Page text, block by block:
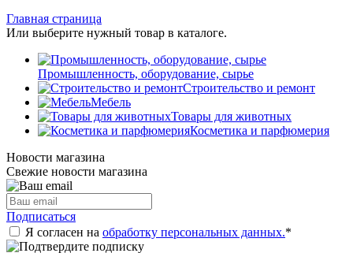
Главная страница
Или выберите нужный товар в каталоге.
Промышленность, оборудование, сырье
Строительство и ремонт
Мебель
Товары для животных
Косметика и парфюмерия
Новости магазина
Свежие новости магазина
Подписаться
Я согласен на обработку персональных данных.*